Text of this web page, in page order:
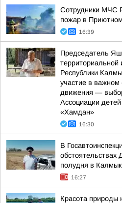
Сотрудники МЧС
пожар в Приютном
16:39
Председатель
территориальной
Республики
участие в важном
движения —
Ассоциации
«Хамдан»
16:30
В
полудня в
16:27
Красота природы